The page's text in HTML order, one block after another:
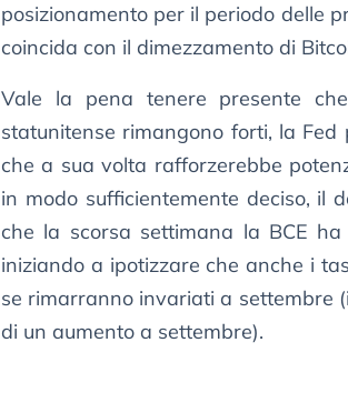
posizionamento per il periodo delle
coincida con il dimezzamento di
Vale la pena tenere presente
statunitense rimangono forti, la
che a sua volta rafforzerebbe
in modo sufficientemente deciso, il
che la scorsa settimana la BCE
iniziando a ipotizzare che anche i
se rimarranno invariati a settembre
di un aumento a settembre).